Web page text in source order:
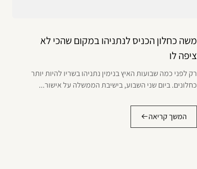
משה כחלון הכניס לנתניהו במקום שהכי לא
ציפה לו
רק לפני כמה שבועות האיץ בנימין נתניהו בשריו להיות יותר
כחלונים. ביום שני השבוע, בישיבת הממשלה על אישור...
המשך קריאה